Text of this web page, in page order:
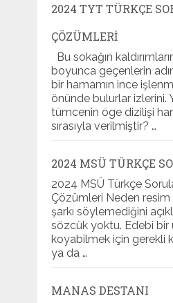
2024 TYT TÜRKÇE
ÇÖZÜMLERI
Bu sokağın
boyunca geçenlerin
bir hamamın ince
önünde bulurlar izlerini.
tümcenin öge dizilişi
sırasıyla verilmiştir? …
2024 MSÜ TÜRKÇE
2024 MSÜ Türkçe
Çözümleri Neden resim
şarkı söylemediğini
sözcük yoktu. Edebi bir
koyabilmek için gerekli
ya da …
MANAS DESTANI